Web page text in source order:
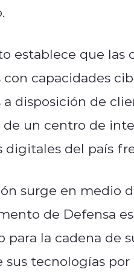
establece que
capacidades
a disposición de
de un centro de
digitales del país
surge en medio
de Defensa
para la cadena de
sus tecnologías